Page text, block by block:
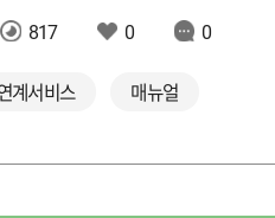
817 0 0
계서비스 매뉴얼